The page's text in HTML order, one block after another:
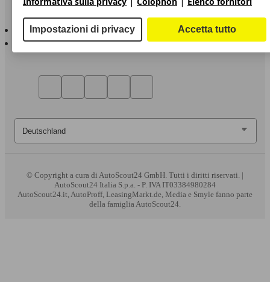
AutoScout24 per iOS
AutoScout24 per Android
© Copyright a cura di AutoScout24 GmbH. Tutti i diritti riservati. |
AutoScout24 Italia S.p.a. - P. IVA IT03384980284
AutoScout24.it, AutoProff, LeasingMarkt.de, Media e Smyle fanno parte
della famiglia AutoScout24.
Impostazioni di privacy Accetta tutto